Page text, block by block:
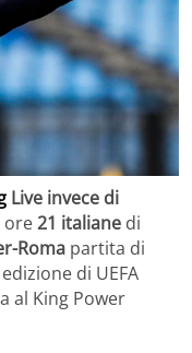
Live invece di
ore21 italiane di
Roma partita di
di UEFA
al King Power